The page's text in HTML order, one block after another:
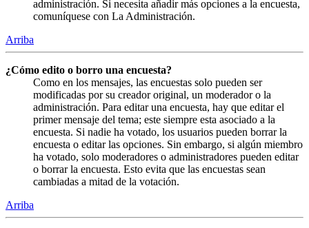
administración. Si necesita añadir más opciones a la encuesta,
comuníquese con La Administración.
Arriba
¿Cómo edito o borro una encuesta?
Como en los mensajes, las encuestas solo pueden ser
modificadas por su creador original, un moderador o la
administración. Para editar una encuesta, hay que editar el
primer mensaje del tema; este siempre esta asociado a la
encuesta. Si nadie ha votado, los usuarios pueden borrar la
encuesta o editar las opciones. Sin embargo, si algún miembro
ha votado, solo moderadores o administradores pueden editar
o borrar la encuesta. Esto evita que las encuestas sean
cambiadas a mitad de la votación.
Arriba